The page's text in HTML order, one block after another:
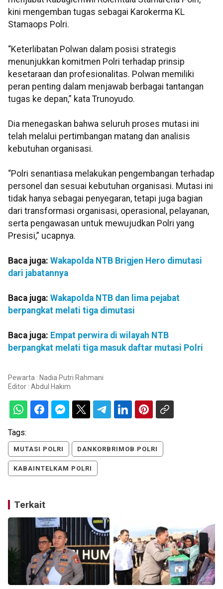
kini mengemban tugas sebagai Karokerma KL
Stamaops Polri.
“Keterlibatan Polwan dalam posisi strategis
menunjukkan komitmen Polri terhadap prinsip
kesetaraan dan profesionalitas. Polwan memiliki
peran penting dalam menjawab berbagai tantangan
tugas ke depan,” kata Trunoyudo.
Dia menegaskan bahwa seluruh proses mutasi ini
telah melalui pertimbangan matang dan analisis
kebutuhan organisasi.
“Polri senantiasa melakukan pengembangan terhadap
personel dan sesuai kebutuhan organisasi. Mutasi ini
tidak hanya sebagai penyegaran, tetapi juga bagian
dari transformasi organisasi, operasional, pelayanan,
serta pengawasan untuk mewujudkan Polri yang
Presisi,” ucapnya.
Baca juga: Wakapolda NTB Brigjen Hero dimutasi
dari jabatannya
Baca juga: Wakapolda NTB dan lima pejabat
berpangkat melati tiga dimutasi
Baca juga: Empat perwira di wilayah NTB
berpangkat melati tiga masuk daftar mutasi Polri
Pewarta : Nadia Putri Rahmani
Editor : Abdul Hakim
Tags:
MUTASI POLRI DANKORBRIMOB POLRI
KABAINTELKAM POLRI
Terkait